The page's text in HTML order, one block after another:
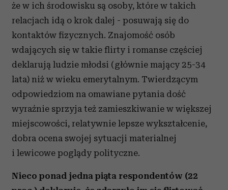
że w ich środowisku są osoby, które w takich
relacjach idą o krok dalej - posuwają się do
kontaktów fizycznych. Znajomość osób
wdających się w takie flirty i romanse częściej
deklarują ludzie młodsi (głównie mający 25-34
lata) niż w wieku emerytalnym. Twierdzącym
odpowiedziom na omawiane pytania dość
wyraźnie sprzyja też zamieszkiwanie w większej
miejscowości, relatywnie lepsze wykształcenie,
dobra ocena swojej sytuacji materialnej
i lewicowe poglądy polityczne.
Nieco ponad jedna piąta respondentów (22